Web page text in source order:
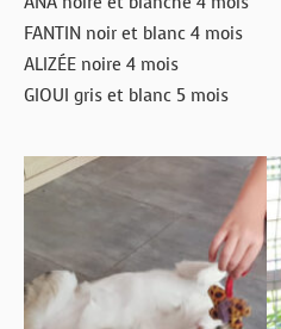
FANTIN noir et blanc 4 mois
ALIZÉE noire 4 mois
GIOUI gris et blanc 5 mois